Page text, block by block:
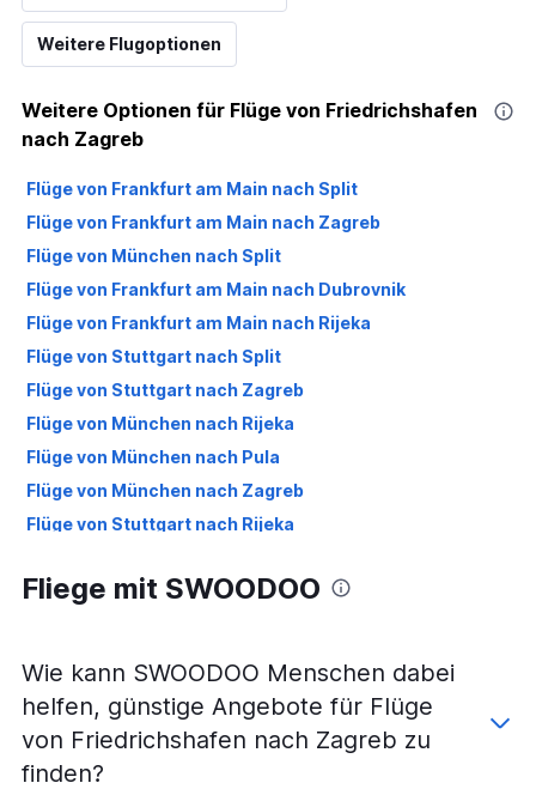
Weitere Flugoptionen
Weitere Optionen für Flüge von Friedrichshafen
nach Zagreb
Flüge von Frankfurt am Main nach Split
Flüge von Frankfurt am Main nach Zagreb
Flüge von München nach Split
Flüge von Frankfurt am Main nach Dubrovnik
Flüge von Frankfurt am Main nach Rijeka
Flüge von Stuttgart nach Split
Flüge von Stuttgart nach Zagreb
Flüge von München nach Rijeka
Flüge von München nach Pula
Flüge von München nach Zagreb
Flüge von Stuttgart nach Rijeka
Flüge von München nach Dubrovnik
Flüge von Karlsruhe nach Zagreb
Fliege mit SWOODOO
Wie kann SWOODOO Menschen dabei
helfen, günstige Angebote für Flüge
von Friedrichshafen nach Zagreb zu
finden?